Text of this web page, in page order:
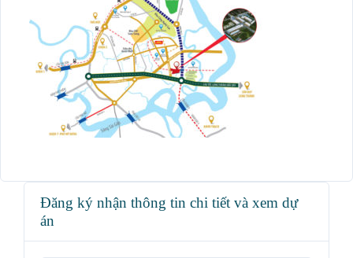
Đăng ký nhận thông tin chi tiết và xem dự
án